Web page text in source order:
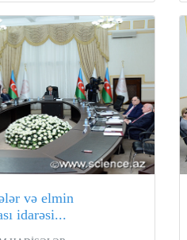
və elmin
idarəsi...